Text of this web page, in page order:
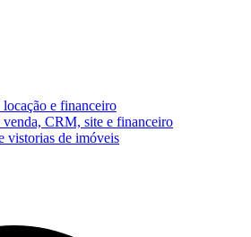
locação e financeiro
venda, CRM, site e financeiro
vistorias de imóveis